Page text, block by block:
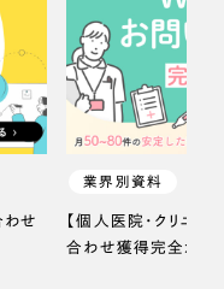
わせ
業界別資料
【個人医院・クリニッ
合わせ獲得完全ガイ